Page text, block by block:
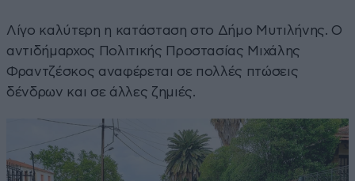
Λίγο καλύτερη η κατάσταση στο Δήμο Μυτιλήνης. Ο
αντιδήμαρχος Πολιτικής Προστασίας Μιχάλης
Φραντζέσκος αναφέρεται σε πολλές πτώσεις
δένδρων και σε άλλες ζημιές.